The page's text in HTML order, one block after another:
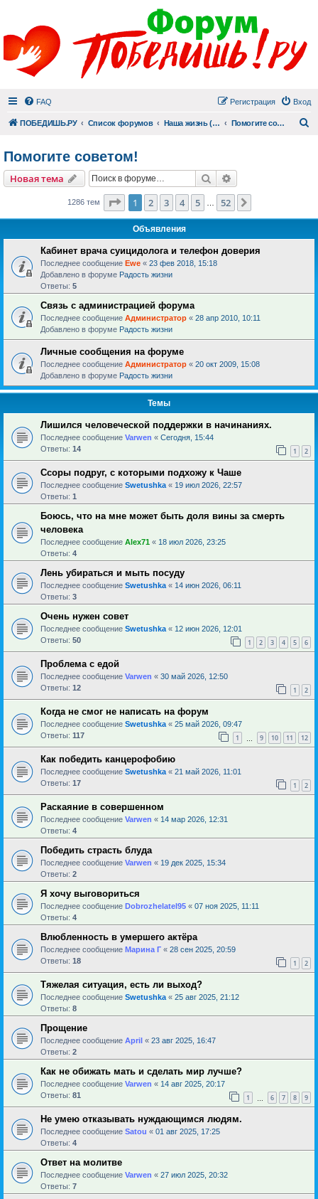
FAQ Вход
Регистрация
ПОБЕДИШЬ.РУ Список форумов Наша жизнь (не всё же о суициде!) Помогите советом!
Помогите советом!
Новая тема Поиск
1286 тем Страница из 52
1 2 3 4 5 52
Объявления
Кабинет врача суицидолога и телефон доверия
Последнее сообщение Ewe « 23 фев 2018, 15:18
Добавлено в форуме Радость жизни
Ответы: 5
Связь с администрацией форума
Последнее сообщение Администратор « 28 апр 2010, 10:11
Добавлено в форуме Радость жизни
Личные сообщения на форуме
Последнее сообщение Администратор « 20 окт 2009, 15:08
Добавлено в форуме Радость жизни
Темы
Лишился человеческой поддержки в начинаниях.
Последнее сообщение Varwen « Сегодня, 15:44
Ответы: 14 1 2
Ссоры подруг, с которыми подхожу к Чаше
Последнее сообщение Swetushka « 19 июл 2026, 22:57
Ответы: 1
Боюсь, что на мне может быть доля вины за смерть
человека
Последнее сообщение Alex71 « 18 июл 2026, 23:25
Ответы: 4
Лень убираться и мыть посуду
Последнее сообщение Swetushka « 14 июн 2026, 06:11
Ответы: 3
Очень нужен совет
Последнее сообщение Swetushka « 12 июн 2026, 12:01
Ответы: 50 1 2 3 4 5 6
Проблема с едой
Последнее сообщение Varwen « 30 май 2026, 12:50
Ответы: 12 1 2
Когда не смог не написать на форум
Последнее сообщение Swetushka « 25 май 2026, 09:47
Ответы: 117 1 9 10 11 12
Как победить канцерофобию
Последнее сообщение Swetushka « 21 май 2026, 11:01
Ответы: 17 1 2
Раскаяние в совершенном
Последнее сообщение Varwen « 14 мар 2026, 12:31
Ответы: 4
Победить страсть блуда
Последнее сообщение Varwen « 19 дек 2025, 15:34
Ответы: 2
Я хочу выговориться
Последнее сообщение Dobrozhelatel95 « 07 ноя 2025, 11:11
Ответы: 4
Влюбленность в умершего актёра
Последнее сообщение Марина Г « 28 сен 2025, 20:59
Ответы: 18 1 2
Тяжелая ситуация, есть ли выход?
Последнее сообщение Swetushka « 25 авг 2025, 21:12
Ответы: 8
Прощение
Последнее сообщение April « 23 авг 2025, 16:47
Ответы: 2
Как не обижать мать и сделать мир лучше?
Последнее сообщение Varwen « 14 авг 2025, 20:17
Ответы: 81 1 6 7 8 9
Не умею отказывать нуждающимся людям.
Последнее сообщение Satou « 01 авг 2025, 17:25
Ответы: 4
Ответ на молитве
Последнее сообщение Varwen « 27 июл 2025, 20:32
Ответы: 7